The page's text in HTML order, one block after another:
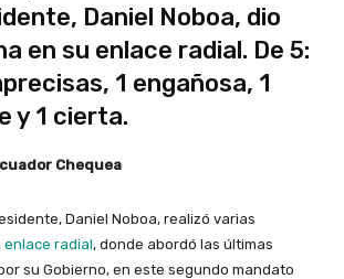
Daniel Noboa, dio
en su enlace radial. De 5:
1 engañosa, 1
y 1 cierta.
Chequea
Daniel Noboa, realizó varias
enlace radial, donde abordó las últimas
su Gobierno, en este segundo mandato